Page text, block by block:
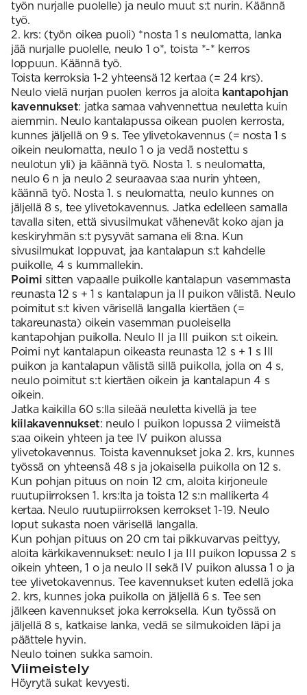
työn nurjalle puolelle) ja neulo muut s:t nurin. Käännä
työ.
2. krs: (työn oikea puoli) *nosta 1 s neulomatta, lanka
jää nurjalle puolelle, neulo 1 o*, toista *-* kerros
loppuun. Käännä työ.
Toista kerroksia 1-2 yhteensä 12 kertaa (= 24 krs).
Neulo vielä nurjan puolen kerros ja aloita kantapohjan
kavennukset: jatka samaa vahvennettua neuletta kuin
aiemmin. Neulo kantalapussa oikean puolen kerrosta,
kunnes jäljellä on 9 s. Tee ylivetokavennus (= nosta 1 s
oikein neulomatta, neulo 1 o ja vedä nostettu s
neulotun yli) ja käännä työ. Nosta 1. s neulomatta,
neulo 6 n ja neulo 2 seuraavaa s:aa nurin yhteen,
käännä työ. Nosta 1. s neulomatta, neulo kunnes on
jäljellä 8 s, tee ylivetokavennus. Jatka edelleen samalla
tavalla siten, että sivusilmukat vähenevät koko ajan ja
keskiryhmän s:t pysyvät samana eli 8:na. Kun
sivusilmukat loppuvat, jaa kantalapun s:t kahdelle
puikolle, 4 s kummallekin.
Poimi sitten vapaalle puikolle kantalapun vasemmasta
reunasta 12 s + 1 s kantalapun ja II puikon välistä. Neulo
poimitut s:t kiven värisellä langalla kiertäen (=
takareunasta) oikein vasemman puoleisella
kantapohjan puikolla. Neulo II ja III puikon s:t oikein.
Poimi nyt kantalapun oikeasta reunasta 12 s + 1 s III
puikon ja kantalapun välistä sillä puikolla, jolla on 4 s,
neulo poimitut s:t kiertäen oikein ja kantalapun 4 s
oikein.
Jatka kaikilla 60 s:lla sileää neuletta kivellä ja tee
kiilakavennukset: neulo I puikon lopussa 2 viimeistä
s:aa oikein yhteen ja tee IV puikon alussa
ylivetokavennus. Toista kavennukset joka 2. krs, kunnes
työssä on yhteensä 48 s ja jokaisella puikolla on 12 s.
Kun pohjan pituus on noin 12 cm, aloita kirjoneule
ruutupiirroksen 1. krs:lta ja toista 12 s:n mallikerta 4
kertaa. Neulo ruutupiirroksen kerrokset 1-19. Neulo
loput sukasta noen värisellä langalla.
Kun pohjan pituus on 20 cm tai pikkuvarvas peittyy,
aloita kärkikavennukset: neulo I ja III puikon lopussa 2 s
oikein yhteen, 1 o ja neulo II sekä IV puikon alussa 1 o ja
tee ylivetokavennus. Tee kavennukset kuten edellä joka
2. krs, kunnes joka puikolla on jäljellä 6 s. Tee sen
jälkeen kavennukset joka kerroksella. Kun työssä on
jäljellä 8 s, katkaise lanka, vedä se silmukoiden läpi ja
päättele hyvin.
Neulo toinen sukka samoin.
Viimeistely
Höyrytä sukat kevyesti.